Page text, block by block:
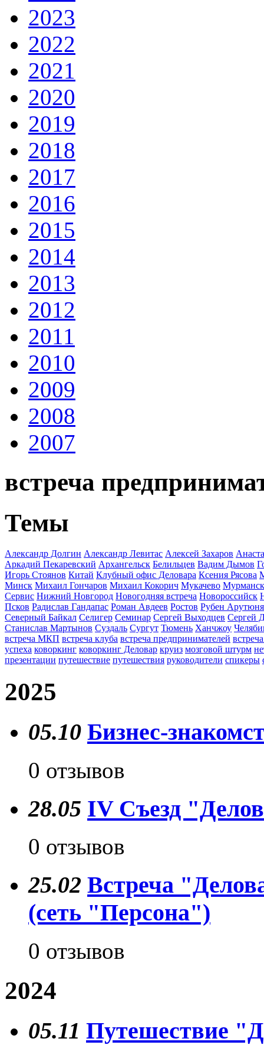
2023
2022
2021
2020
2019
2018
2017
2016
2015
2014
2013
2012
2011
2010
2009
2008
2007
встреча
Темы
Александр Долгин Александр Левитас Алексей Захаров
Аркадий Пекаревский Архангельск Белильцев Вадим Дымов
Игорь Стоянов Китай Клубный офис Деловара Ксения Рясова
Минск Михаил Гончаров Михаил Кокорич Мукачево Мурманск
Сервис Нижний Новгород Новогодняя встреча Новороссийск
Псков Радислав Гандапас Роман Авдеев Ростов Рубен
Северный Байкал Селигер Семинар Сергей Выходцев Сергей
Станислав Мартынов Суздаль Сургут Тюмень Ханчжоу
встреча МКП встреча клуба встреча предпринимателей
успеха коворкинг коворкинг Деловар круиз мозговой штурм
презентации путешествие путешествия руководители спикеры
2025
05.10 Бизнес-
0 отзывов
28.05 IV Съезд
0 отзывов
25.02 Встреча
(сеть "Персона")
0 отзывов
2024
05.11 Путешествие